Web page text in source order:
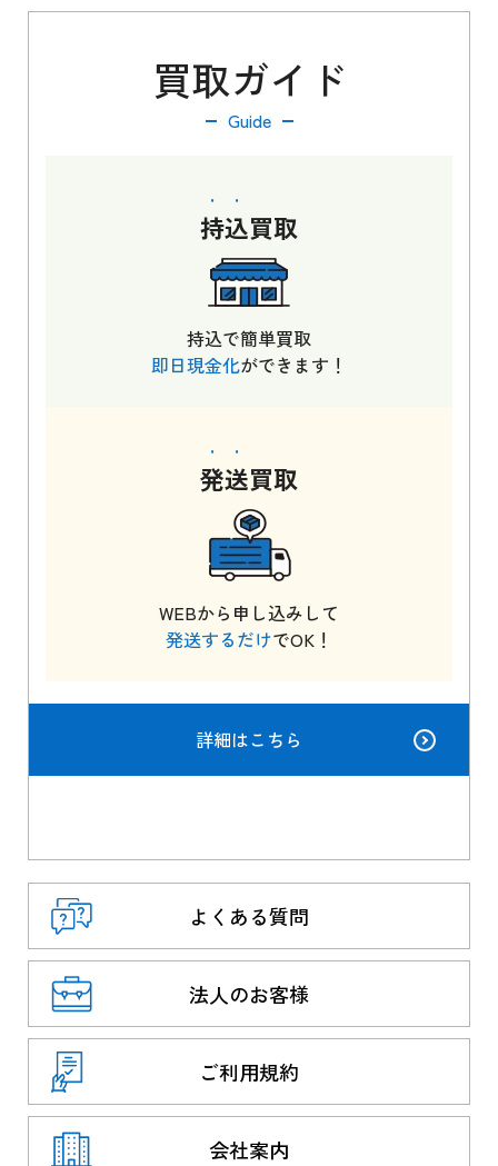
買取ガイド
Guide
持込買取
持込で簡単買取
即日現金化ができます！
発送買取
WEBから申し込みして
発送するだけでOK！
詳細はこちら
よくある質問
法人のお客様
ご利用規約
会社案内